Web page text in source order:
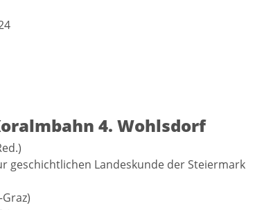
4. Wohlsdorf
geschichtlichen Landeskunde der Steiermark